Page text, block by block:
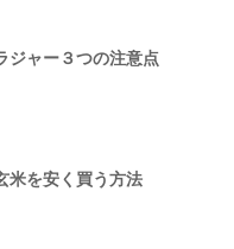
ジャー３つの注意点
米を安く買う方法